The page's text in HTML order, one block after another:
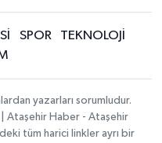
SPOR
TEKNOLOJİ
yazarları sorumludur.
| Ataşehir Haber - Ataşehir
tüm harici linkler ayrı bir